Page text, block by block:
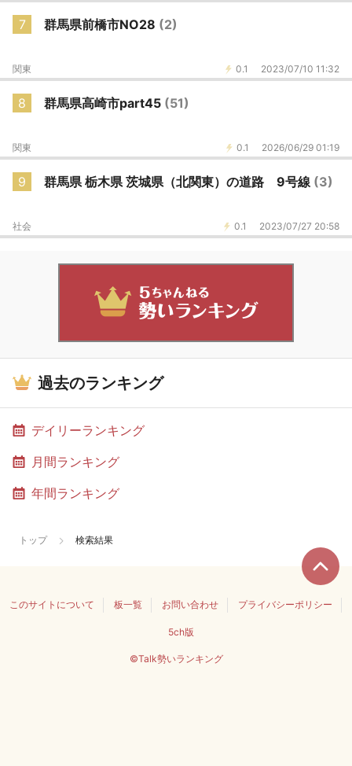
7 群馬県前橋市NO28 (2)
0.1 2023/07/10 11:32
関東
8 群馬県高崎市part45 (51)
0.1 2026/06/29 01:19
関東
9 群馬県 栃木県 茨城県（北関東）の道路 9号線 (3)
0.1 2023/07/27 20:58
社会
過去のランキング
デイリーランキング
月間ランキング
年間ランキング
トップ 検索結果
このサイトについて 板一覧 お問い合わせ プライバシーポリシー
5ch版
©Talk勢いランキング